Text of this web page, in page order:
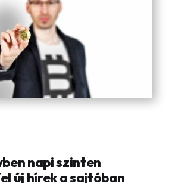
napi szinten
új hírek a sajtóban